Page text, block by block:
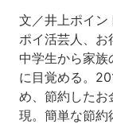
文／井上ポイン
ポイ活芸人、お
中学生から家
に目覚める。
め、節約したお
現。簡単な節約